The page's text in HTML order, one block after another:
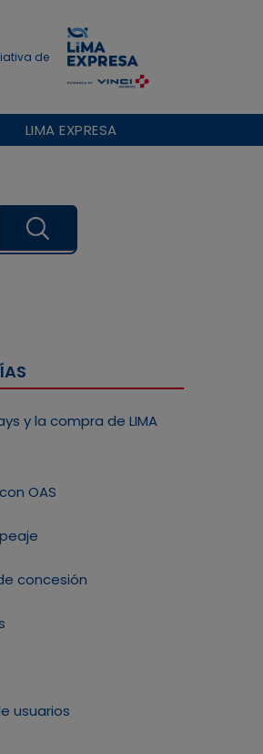
LIMA EXPRESA
y la compra de LIMA
OAS
concesión
usuarios